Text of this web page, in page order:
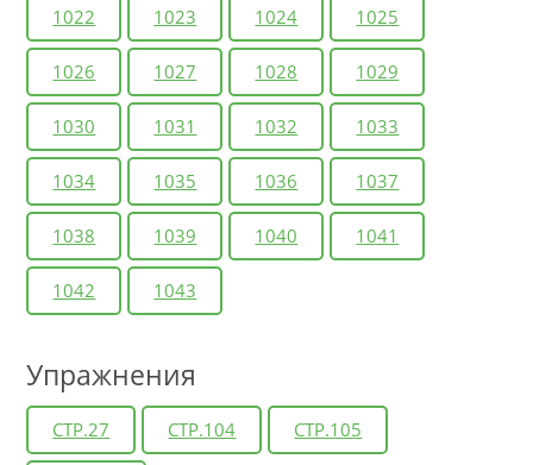
1022 1023 1024 1025
1026 1027 1028 1029
1030 1031 1032 1033
1034 1035 1036 1037
1038 1039 1040 1041
1042 1043
Упражнения
СТР.27 СТР.104 СТР.105